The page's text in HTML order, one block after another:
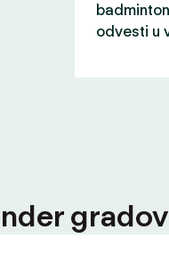
odvesti u